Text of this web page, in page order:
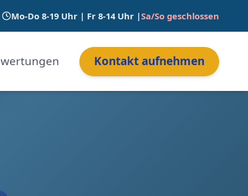
Mo-Do 8-19 Uhr | Fr 8-14 Uhr |Sa/So geschlossen
Kontakt aufnehmen